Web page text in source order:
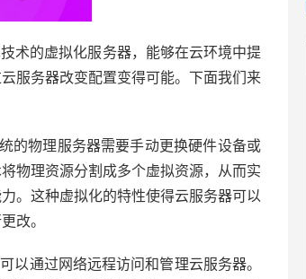
术的虚拟化服务器，能够在云环境中提
服务器改变配置变得可能。下面我们来
的物理服务器需要手动更换硬件设备或
物理资源分割成多个虚拟资源，从而实
。这种虚拟化的特性使得云服务器可以
改。
以通过网络远程访问和管理云服务器。